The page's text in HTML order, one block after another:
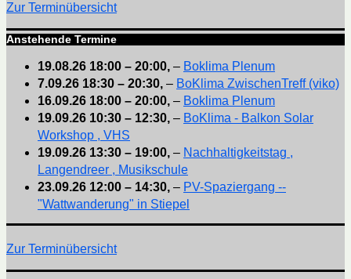
Zur Terminübersicht
Anstehende Termine
19.08.26 18:00 – 20:00, – Boklima Plenum
7.09.26 18:30 – 20:30, – BoKlima ZwischenTreff (viko)
16.09.26 18:00 – 20:00, – Boklima Plenum
19.09.26 10:30 – 12:30, – BoKlima - Balkon Solar
Workshop , VHS
19.09.26 13:30 – 19:00, – Nachhaltigkeitstag ,
Langendreer , Musikschule
23.09.26 12:00 – 14:30, – PV-Spaziergang --
"Wattwanderung" in Stiepel
Zur Terminübersicht